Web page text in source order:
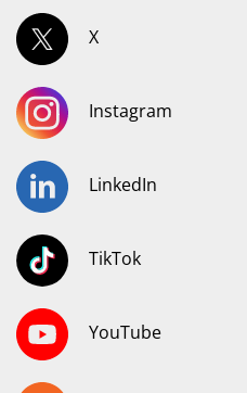
X
Instagram
LinkedIn
TikTok
YouTube